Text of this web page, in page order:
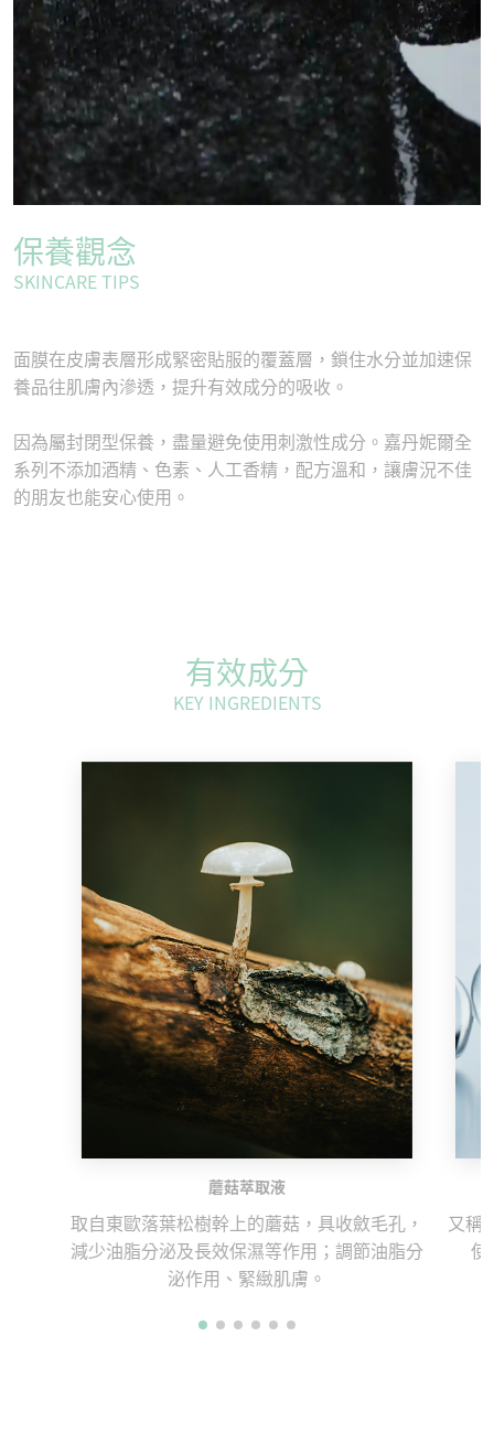
保養觀念
SKINCARE TIPS
面膜在皮膚表層形成緊密貼服的覆蓋層，鎖住水分並加速保
養品往肌膚內滲透，提升有效成分的吸收。
因為屬封閉型保養，盡量避免使用刺激性成分。嘉丹妮爾全
系列不添加酒精、色素、人工香精，配方溫和，讓膚況不佳
的朋友也能安心使用。
有效成分
KEY INGREDIENTS
蘑菇萃取液
取自東歐落葉松樹幹上的蘑菇，具收斂毛孔，
減少油脂分泌及長效保濕等作用；調節油脂分
泌作用、緊緻肌膚。
又稱
使